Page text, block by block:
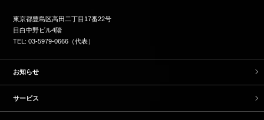
東京都豊島区高田二丁目17番22号
目白中野ビル4階
TEL: 03-5979-0666（代表）
お知らせ
サービス